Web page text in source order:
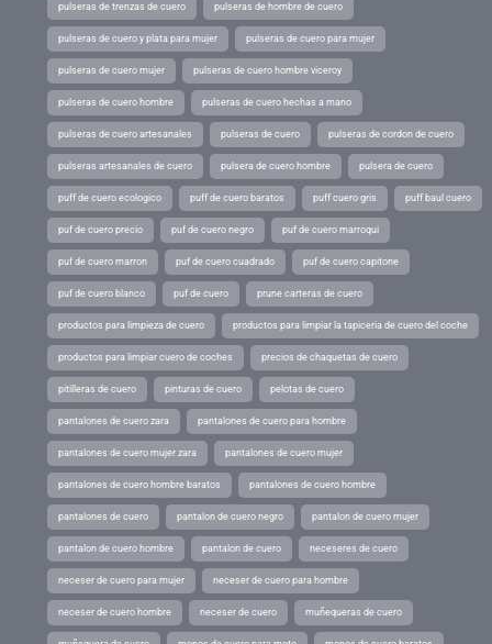
pulseras de trenzas de cuero pulseras de hombre de cuero
pulseras de cuero y plata para mujer pulseras de cuero para mujer
pulseras de cuero mujer pulseras de cuero hombre viceroy
pulseras de cuero hombre pulseras de cuero hechas a mano
pulseras de cuero artesanales pulseras de cuero pulseras de cordon de cuero
pulseras artesanales de cuero pulsera de cuero hombre pulsera de cuero
puff de cuero ecologico puff de cuero baratos puff cuero gris puff baul cuero
puf de cuero precio puf de cuero negro puf de cuero marroqui
puf de cuero marron puf de cuero cuadrado puf de cuero capitone
puf de cuero blanco puf de cuero prune carteras de cuero
productos para limpieza de cuero productos para limpiar la tapiceria de cuero del coche
productos para limpiar cuero de coches precios de chaquetas de cuero
pitilleras de cuero pinturas de cuero pelotas de cuero
pantalones de cuero zara pantalones de cuero para hombre
pantalones de cuero mujer zara pantalones de cuero mujer
pantalones de cuero hombre baratos pantalones de cuero hombre
pantalones de cuero pantalon de cuero negro pantalon de cuero mujer
pantalon de cuero hombre pantalon de cuero neceseres de cuero
neceser de cuero para mujer neceser de cuero para hombre
neceser de cuero hombre neceser de cuero muñequeras de cuero